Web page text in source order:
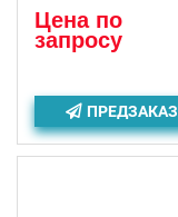
Цена по
запросу
ПРЕДЗАКАЗ